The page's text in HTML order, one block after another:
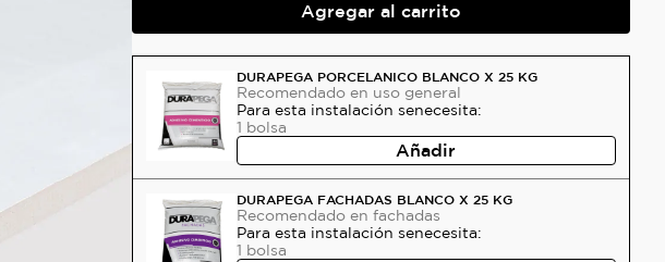
Agregar al carrito
DURAPEGA PORCELANICO BLANCO X 25 KG
Recomendado en uso general
Para esta instalación senecesita:
1 bolsa
Añadir
DURAPEGA FACHADAS BLANCO X 25 KG
Recomendado en fachadas
Para esta instalación senecesita:
1 bolsa